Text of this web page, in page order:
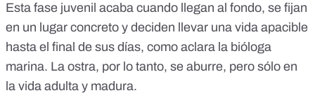
Esta fase juvenil acaba cuando llegan al fondo, se fijan
en un lugar concreto y deciden llevar una vida apacible
hasta el final de sus días, como aclara la bióloga
marina. La ostra, por lo tanto, se aburre, pero sólo en
la vida adulta y madura.